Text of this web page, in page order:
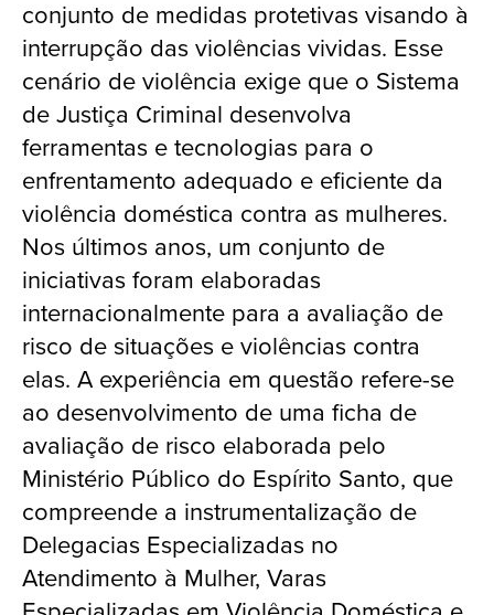
conjunto de medidas protetivas visando à
interrupção das violências vividas. Esse
cenário de violência exige que o Sistema
de Justiça Criminal desenvolva
ferramentas e tecnologias para o
enfrentamento adequado e eficiente da
violência doméstica contra as mulheres.
Nos últimos anos, um conjunto de
iniciativas foram elaboradas
internacionalmente para a avaliação de
risco de situações e violências contra
elas. A experiência em questão refere-se
ao desenvolvimento de uma ficha de
avaliação de risco elaborada pelo
Ministério Público do Espírito Santo, que
compreende a instrumentalização de
Delegacias Especializadas no
Atendimento à Mulher, Varas